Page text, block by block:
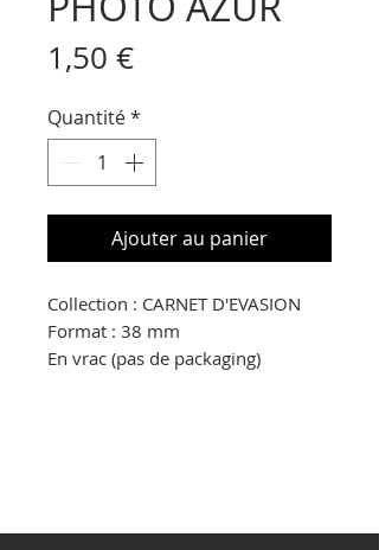
1,50 €Prix
Quantité*
Ajouter au panier
Collection : CARNET D'EVASION
Format : 38 mm
En vrac (pas de packaging)